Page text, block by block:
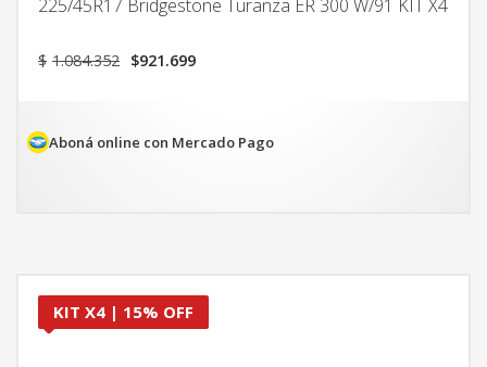
225/45R17 Bridgestone Turanza ER 300 W/91 KIT X4
$ 1.084.352 El
$1.084.352.
$921.699El
$921.699.
Aboná online con Mercado Pago
KIT X4 | 15% OFF